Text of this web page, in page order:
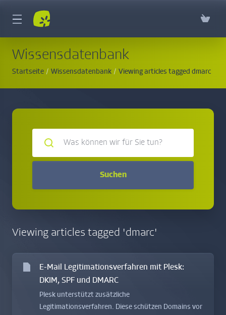
Wissensdatenbank
Startseite Wissensdatenbank Viewing articles tagged dmarc
Suchen
Viewing articles tagged 'dmarc'
E-Mail Legitimationsverfahren mit Plesk:
DKIM, SPF und DMARC
Plesk unterstützt zusätzliche
Legitimationsverfahren. Diese schützen Domains vor